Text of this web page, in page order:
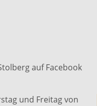
auf Facebook
und Freitag von